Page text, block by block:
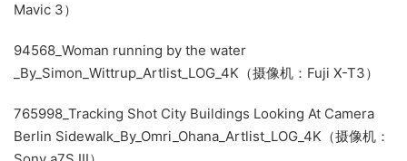
Mavic 3）
94568_Woman running by the water
_By_Simon_Wittrup_Artlist_LOG_4K（摄像机：Fuji X-T3）
765998_Tracking Shot City Buildings Looking At Camera
Berlin Sidewalk_By_Omri_Ohana_Artlist_LOG_4K（摄像机：